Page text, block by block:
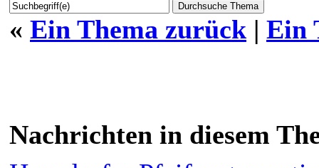
« Ein Thema zurück | Ein
Nachrichten in diesem